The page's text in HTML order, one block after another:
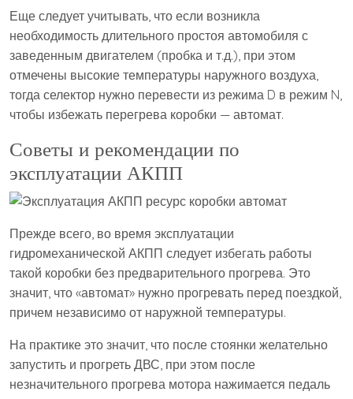
Еще следует учитывать, что если возникла
необходимость длительного простоя автомобиля с
заведенным двигателем (пробка и т.д.), при этом
отмечены высокие температуры наружного воздуха,
тогда селектор нужно перевести из режима D в режим N,
чтобы избежать перегрева коробки — автомат.
Советы и рекомендации по
эксплуатации АКПП
Прежде всего, во время эксплуатации
гидромеханической АКПП следует избегать работы
такой коробки без предварительного прогрева. Это
значит, что «автомат» нужно прогревать перед поездкой,
причем независимо от наружной температуры.
На практике это значит, что после стоянки желательно
запустить и прогреть ДВС, при этом после
незначительного прогрева мотора нажимается педаль